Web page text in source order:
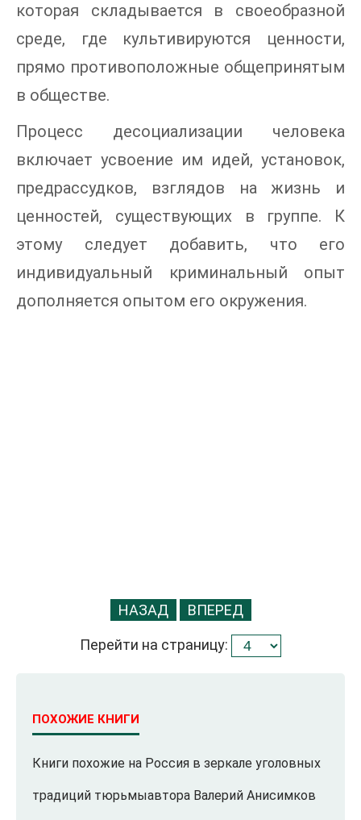
которая складывается в своеобразной
среде, где культивируются ценности,
прямо противоположные общепринятым
в обществе.
Процесс десоциализации человека
включает усвоение им идей, установок,
предрассудков, взглядов на жизнь и
ценностей, существующих в группе. К
этому следует добавить, что его
индивидуальный криминальный опыт
дополняется опытом его окружения.
НАЗАД ВПЕРЕД
Перейти на страницу:
ПОХОЖИЕ КНИГИ
Книги похожие на Россия в зеркале уголовных
традиций тюрьмыавтора Валерий Анисимков